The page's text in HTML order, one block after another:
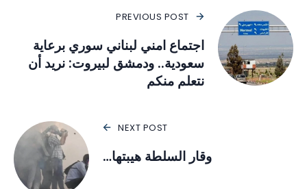
PREVIOUS POST
اجتماع امني لبناني سوري برعاية
سعودية.. ودمشق لبيروت: نريد أن
نتعلم منكم
NEXT POST
وقار السلطة هيبتها…